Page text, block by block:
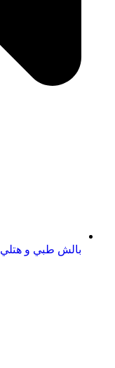
بالش طبي و هتلي